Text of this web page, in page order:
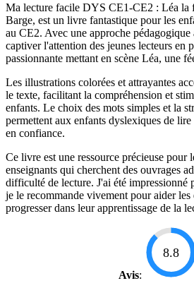
Ma lecture facile DYS CE1-CE2 : Léa la
Barge, est un livre fantastique pour les
au CE2. Avec une approche pédagogique
captiver l'attention des jeunes lecteurs en
passionnante mettant en scène Léa, une
Les illustrations colorées et attrayantes
le texte, facilitant la compréhension et
enfants. Le choix des mots simples et la
permettent aux enfants dyslexiques de lire
en confiance.
Ce livre est une ressource précieuse pour
enseignants qui cherchent des ouvrages
difficulté de lecture. J'ai été impressionné
je le recommande vivement pour aider les
progresser dans leur apprentissage de la
Avis:
8.8